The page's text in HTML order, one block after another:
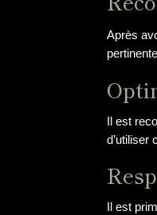
Après
Il est
d’utiliser
Il est